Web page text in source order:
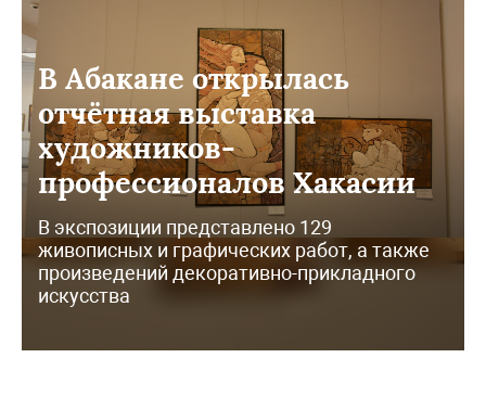
В Абакане открылась
отчётная выставка
художников-
профессионалов Хакасии
В экспозиции представлено 129
живописных и графических работ, а также
произведений декоративно-прикладного
искусства